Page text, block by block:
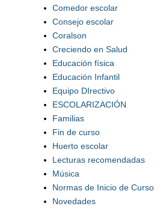
Comedor escolar
Consejo escolar
Coralson
Creciendo en Salud
Educación física
Educación Infantil
Equipo DIrectivo
ESCOLARIZACIÓN
Familias
Fin de curso
Huerto escolar
Lecturas recomendadas
Música
Normas de Inicio de Curso
Novedades